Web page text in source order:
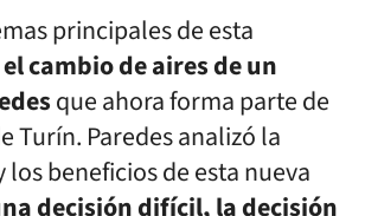
principales de esta
el cambio de aires de un
que ahora forma parte de
Turín. Paredes analizó la
beneficios de esta nueva
decisión difícil, la decisión